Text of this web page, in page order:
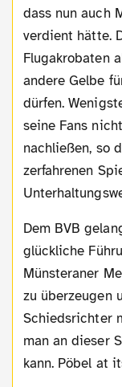
dass nun auch
verdient hätte.
Flugakrobaten
andere Gelbe
dürfen.
seine Fans
nachließen, so
zerfahrenen
Dem BVB gelang es ohne größere Mühe, die etwas
glückliche
Münsteraner
zu überzeugen
Schiedsrichter
man an dieser
kann. Pöbel at